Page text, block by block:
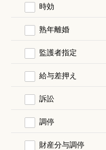
時効
熟年離婚
監護者指定
給与差押え
訴訟
調停
財産分与調停